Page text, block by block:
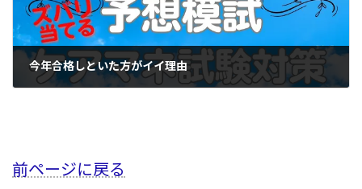
今年合格しといた方がイイ理由
2023年6月16日
前ページに戻る